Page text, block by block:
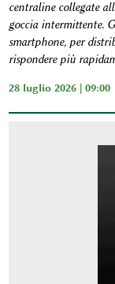
centraline collegate
goccia intermittente.
smartphone, per
rispondere più
28 luglio 2026 | 09:00